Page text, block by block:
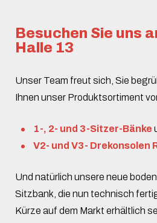
Besuchen Sie uns
Halle 13
Unser Team freut sich, Sie
Ihnen unser Produktsortiment
1-, 2- und 3-Sitzer-Bänke
V2- und V3- Drekonsolen
Und natürlich unsere neue
Sitzbank, die nun technisch
Kürze auf dem Markt erhältlich